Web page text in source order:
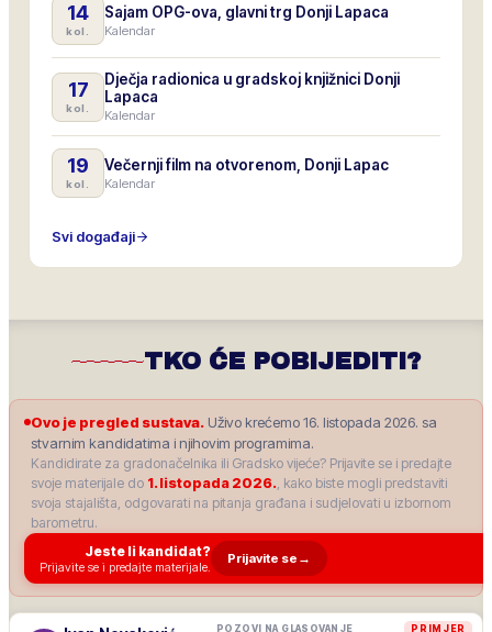
14
kol.
Sajam OPG-ova, glavni trg Donji Lapaca
Kalendar
17
kol.
Dječja radionica u gradskoj knjižnici Donji
Lapaca
Kalendar
19
kol.
Večernji film na otvorenom, Donji Lapac
Kalendar
Svi događaji
TKO ĆE POBIJEDITI?
Ovo je pregled sustava. Uživo krećemo 16. listopada 2026. sa
stvarnim kandidatima i njihovim programima.
Kandidirate za gradonačelnika ili Gradsko vijeće? Prijavite se i predajte
svoje materijale do 1. listopada 2026., kako biste mogli predstaviti
svoja stajališta, odgovarati na pitanja građana i sudjelovati u izbornom
barometru.
Jeste li kandidat?
Prijavite se i predajte materijale.
Prijavite se →
PRIMJER
POZOVI NA GLASOVANJE